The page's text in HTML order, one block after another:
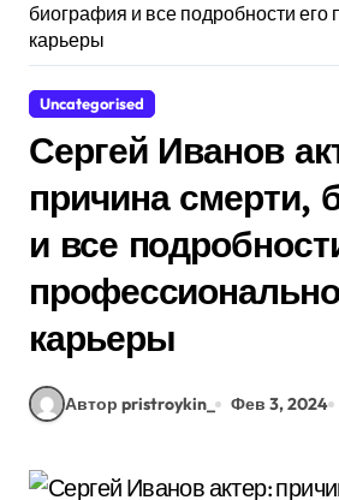
биография и все подробности
карьеры
Uncategorised
Сергей Иванов
причина смерти,
и все
карьеры
Автор pristroykin_ Фев 3, 2024